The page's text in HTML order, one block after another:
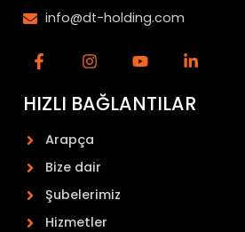
info@dt-holding.com
HIZLI BAĞLANTILAR
Arapça
Bize dair
Şubelerimiz
Hizmetler